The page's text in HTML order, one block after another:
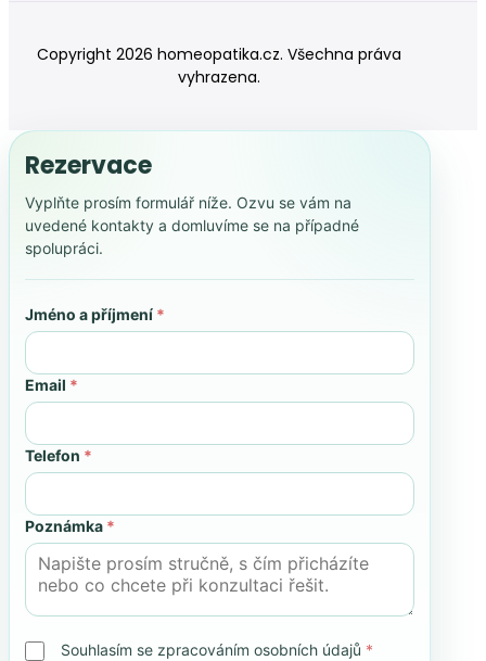
Copyright 2026 homeopatika.cz. Všechna práva
vyhrazena.
Rezervace
Vyplňte prosím formulář níže. Ozvu se vám na
uvedené kontakty a domluvíme se na případné
spolupráci.
Jméno a příjmení *
Email *
Telefon *
Poznámka *
Souhlasím se zpracováním osobních údajů *